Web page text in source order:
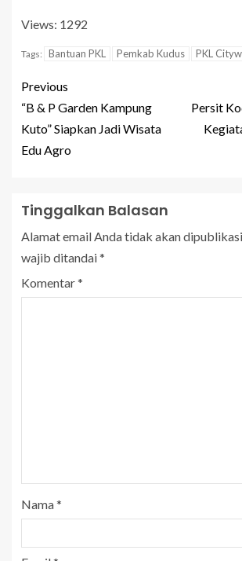
Views: 1292
Tags: Bantuan PKL Pemkab Kudus PKL
Previous
“B & P Garden Kampung
Kuto” Siapkan Jadi Wisata
Edu Agro
Persit
Tinggalkan Balasan
Alamat email Anda tidak akan
wajib ditandai*
Komentar*
Nama*